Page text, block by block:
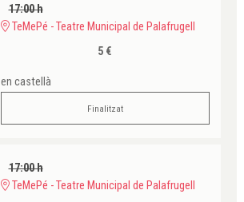
17:00 h
TeMePé - Teatre Municipal de Palafrugell
5 €
en castellà
Finalitzat
17:00 h
TeMePé - Teatre Municipal de Palafrugell